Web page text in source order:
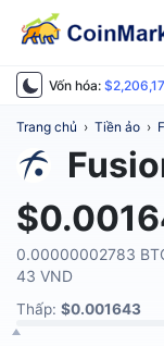
Vốn hóa:
Trang chủ › Tiền ảo ›
0.00000002783
43 VND
Thấp: $0.001643